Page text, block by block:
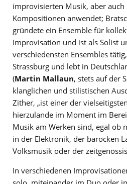
improvisierten Musik, aber
Kompositionen anwendet;
gründete ein Ensemble für
Improvisation und ist als Solist
verschiedensten Ensembles
Strassburg und lebt in
(Martin Mallaun, stets auf der
klanglichen und stilistischen
Zither, „ist einer der
hierzulande im Moment im
Musik am Werken sind, egal ob
in der Elektronik, der barocken
Volksmusik oder der
In verschiedenen